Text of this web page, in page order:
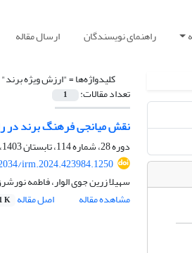
راهنمای نویسندگان ارسال مقاله
کلیدواژه‌ها ="ارزش ویژه برند"
تعداد مقالات: 1
نقش میانجی فرهنگ برند در
دوره 28، شماره 114، تابستان 1403، صفحه
irm.2024.423984.1250
سهیلا زرین جوی الوار، فاطمه
مشاهده مقاله
اصل مقاله K